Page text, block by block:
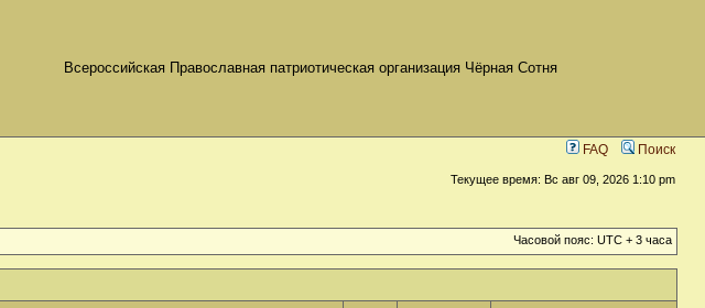
Всероссийская Православная патриотическая организация Чёрная Сотня
FAQ Поиск
Текущее время: Вс авг 09, 2026 1:10 pm
Часовой пояс: UTC + 3 часа